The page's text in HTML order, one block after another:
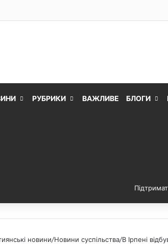
РУБРИКИ ВАЖЛИВЕ БЛОГИ
новини/Новини суспільства/В Ірпені